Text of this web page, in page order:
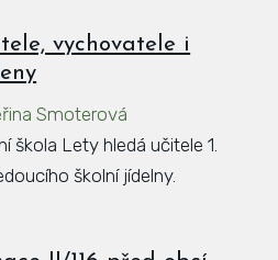
vychovatele i
Smoterová
škola Lety hledá učitele 1.
školní jídelny.